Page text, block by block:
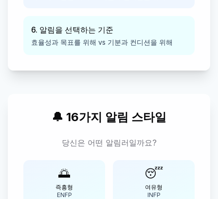
6. 알림을 선택하는 기준
효율성과 목표를 위해 vs 기분과 컨디션을 위해
🔔 16가지 알림 스타일
당신은 어떤 알림러일까요?
🌅
즉흥형
ENFP
😴
여유형
INFP